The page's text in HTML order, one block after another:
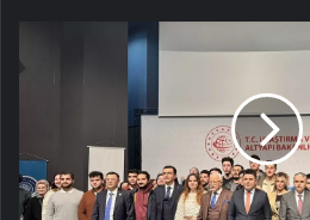
Ulaşımda